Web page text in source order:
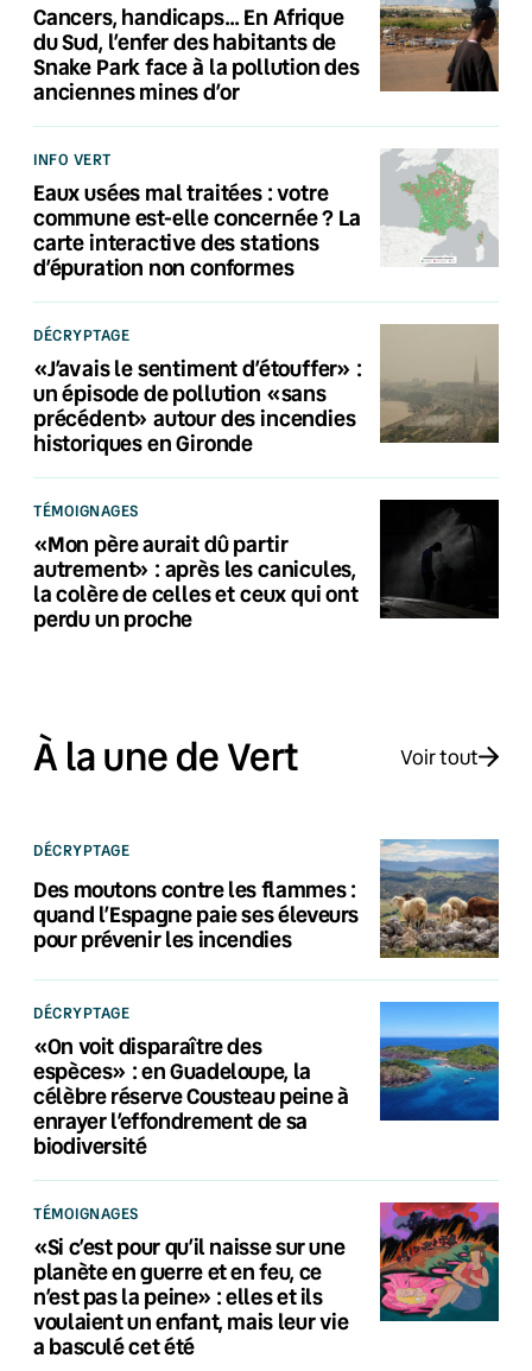
Cancers, handicaps… En Afrique
du Sud, l’enfer des habitants de
Snake Park face à la pollution des
anciennes mines d’or
INFO VERT
Eaux usées mal traitées : votre
commune est-elle concernée ? La
carte interactive des stations
d’épuration non conformes
DÉCRYPTAGE
«J’avais le sentiment d’étouffer» :
un épisode de pollution «sans
précédent» autour des incendies
historiques en Gironde
TÉMOIGNAGES
«Mon père aurait dû partir
autrement» : après les canicules,
la colère de celles et ceux qui ont
perdu un proche
À la une de Vert Voir tout
DÉCRYPTAGE
Des moutons contre les flammes :
quand l’Espagne paie ses éleveurs
pour prévenir les incendies
DÉCRYPTAGE
«On voit disparaître des
espèces» : en Guadeloupe, la
célèbre réserve Cousteau peine à
enrayer l’effondrement de sa
biodiversité
TÉMOIGNAGES
«Si c’est pour qu’il naisse sur une
planète en guerre et en feu, ce
n’est pas la peine» : elles et ils
voulaient un enfant, mais leur vie
a basculé cet été